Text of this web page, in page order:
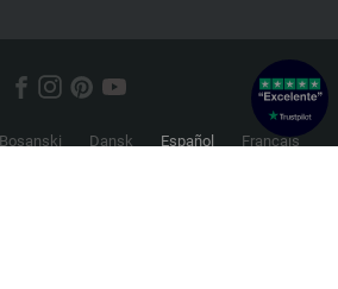
Bosanski Dansk Español
Français